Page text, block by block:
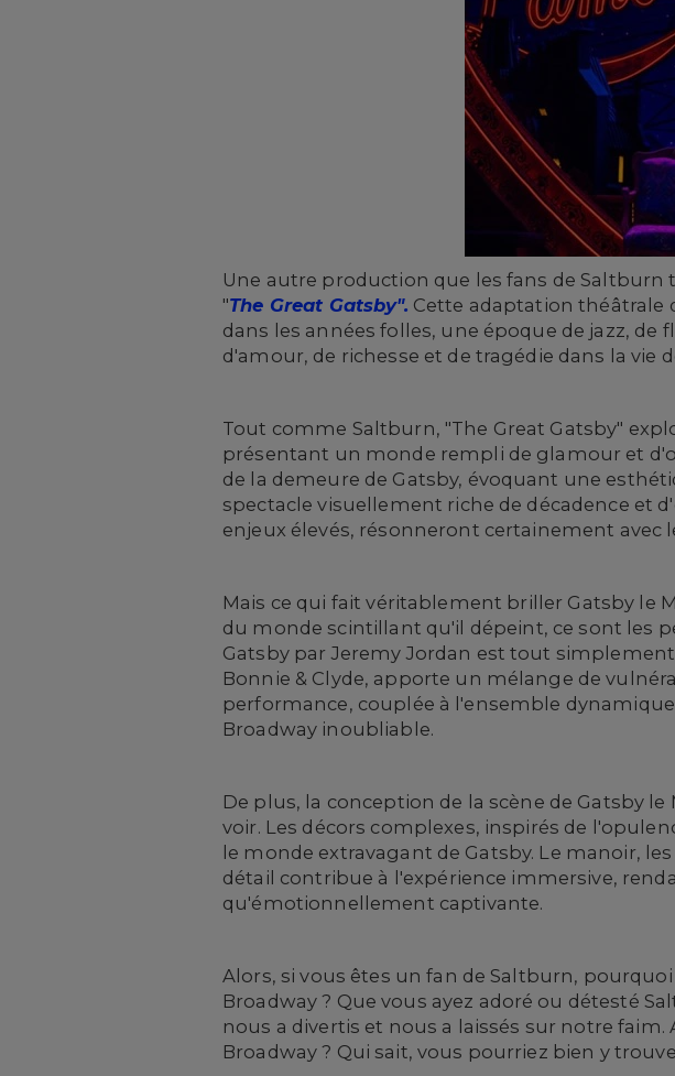
Une autre production que les fans de
"The Great Gatsby". Cette adaptation théâtrale
dans les années folles, une époque de jazz, de
d'amour, de richesse et de tragédie dans la vie
Tout comme Saltburn, "The Great Gatsby"
présentant un monde rempli de glamour et
de la demeure de Gatsby, évoquant une
spectacle visuellement riche de décadence et
enjeux élevés, résonneront certainement avec
Mais ce qui fait véritablement briller Gatsby le
du monde scintillant qu'il dépeint, ce sont les
Gatsby par Jeremy Jordan est tout
Bonnie & Clyde, apporte un mélange de
performance, couplée à l'ensemble
Broadway inoubliable.
De plus, la conception de la scène de Gatsby
voir. Les décors complexes, inspirés de
le monde extravagant de Gatsby. Le manoir,
détail contribue à l'expérience immersive,
qu'émotionnellement captivante.
Alors, si vous êtes un fan de Saltburn,
Broadway ? Que vous ayez adoré ou détesté
nous a divertis et nous a laissés sur notre
Broadway ? Qui sait, vous pourriez bien y